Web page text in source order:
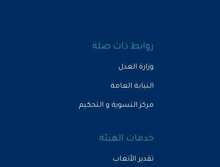
روابط ذات صلة
وزارة العدل
النيابة العامة
مركز التسوية و التحكيم
خدمات الهيئة
تقدير الأتعاب